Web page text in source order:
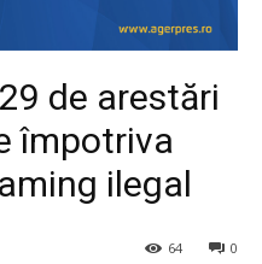
de arestări
împotriva
ilegal
0
64